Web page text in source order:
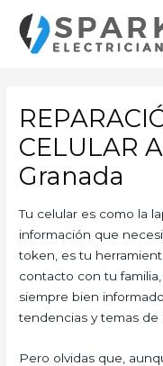
contenido
CELULAR
Granada
Tu celular es como la
información que
token, es tu
contacto con tu
siempre bien
tendencias y temas de
Pero olvidas que,